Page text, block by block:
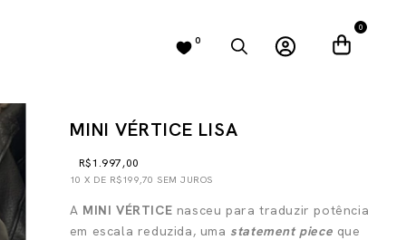
0
0
MINI VÉRTICE LISA
R$1.997,00
10 X DE R$199,70 SEM JUROS
A MINI VÉRTICE nasceu para traduzir potência
em escala reduzida, uma statement piece que